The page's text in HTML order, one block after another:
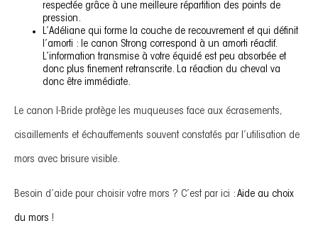
respectée grâce à une meilleure répartition des points de
pression.
L’Adéliane qui forme la couche de recouvrement et qui définit
l’amorti : le canon Strong correspond à un amorti réactif.
L’information transmise à votre équidé est peu absorbée et
donc plus finement retranscrite. La réaction du cheval va
donc être immédiate.
Le canon I-Bride protège les muqueuses face aux écrasements,
cisaillements et échauffements souvent constatés par l’utilisation de
mors avec brisure visible.
Besoin d’aide pour choisir votre mors ? C’est par ici : Aide au choix
du mors !